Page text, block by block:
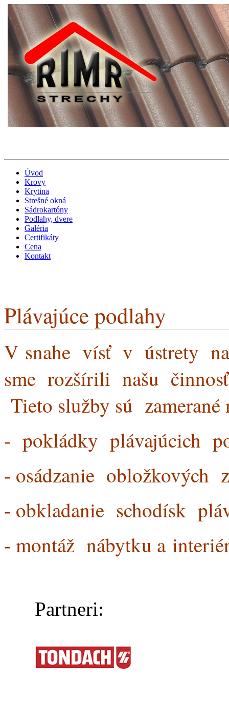
Úvod
Krovy
Krytina
Strešné okná
Sádrokartóny
Podlahy, dvere
Galéria
Certifikáty
Cena
Kontakt
Plávajúce podlahy
V snahe vísť v ústrety
sme rozšírili našu
Tieto služby sú zamerané
- pokládky plávajúcich
- osádzanie obložkových
- obkladanie schodísk
- montáž nábytku a
Partneri: